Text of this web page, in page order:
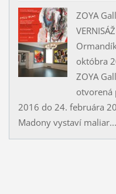
ZOYA
októbra
ZOYA
otvorená
2016 do 24. februára
Madony vystaví maliar...